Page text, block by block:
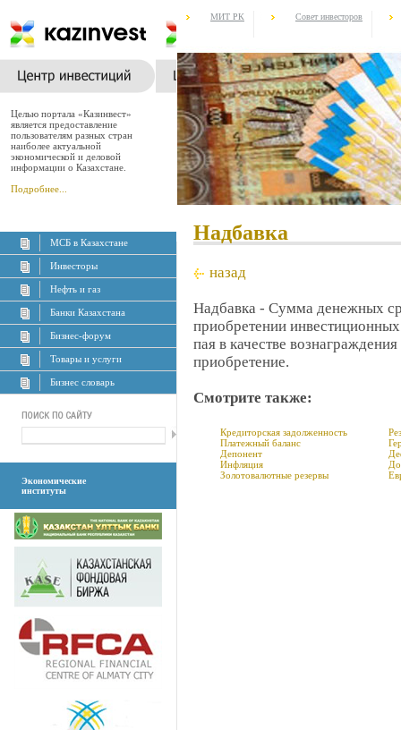
Целью портала «Казинвест»
является предоставление
пользователям разных стран
наиболее актуальной
экономической и деловой
информации о Казахстане.
Подробнее...
МСБ в Казахстане
Инвесторы
Нефть и газ
Банки Казахстана
Бизнес-форум
Товары и услуги
Бизнес словарь
Экономические
институты
МИТ РК Совет инвесторов
Надбавка
назад
Надбавка - Сумма денежных
приобретении
пая в качестве
приобретение.
Смотрите также:
Кредиторская задолженность
Платежный баланс
Депонент
Инфляция
Золотовалютные резервы